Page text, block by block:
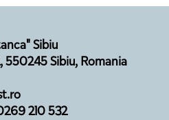
Sibiu
550245 Sibiu, Romania
210 532